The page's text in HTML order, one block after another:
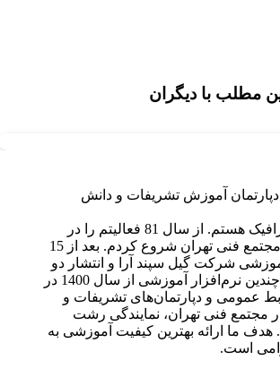
مطلب با دیگران
دپارتمان آموزش تشریفات و دانش
دانش‌آموخته گرافیک هستم. از سال 81 فعالیتم را در
روابط عمومی مجتمع فنی تهران شروع کردم. بعد از 15
شرکت گیل سپند آرا و انتشار دو
کتاب و ساخت چندین نرم‌افزار آموزشی از سال 1400 در
عمومی و دپارتمان‌های تشریفات و
مجتمع فنی تهران، نمایندگی رشت
ما ارائه بهترین کیفیت آموزشی به
است.